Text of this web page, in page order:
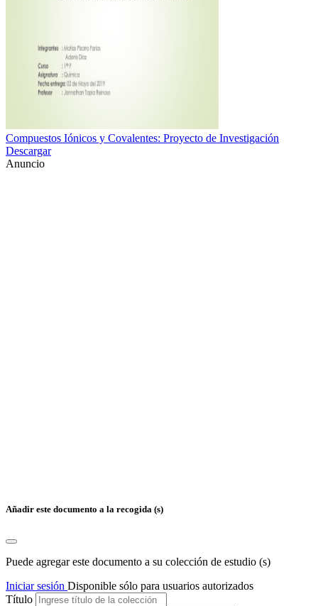
Compuestos Iónicos y Covalentes: Proyecto de Investigación
Descargar
Anuncio
Añadir este documento a la recogida (s)
Puede agregar este documento a su colección de estudio (s)
Iniciar sesión Disponible sólo para usuarios autorizados
Título